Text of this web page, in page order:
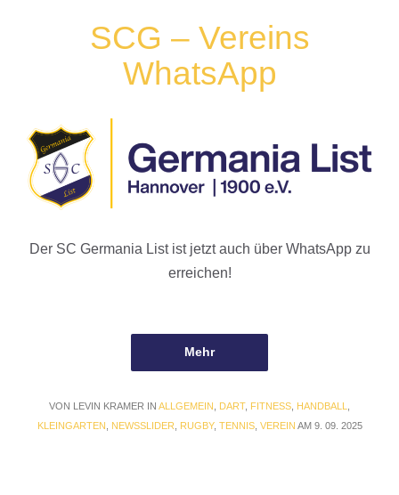
SCG – Vereins
WhatsApp
Der SC Germania List ist jetzt auch über WhatsApp zu
erreichen!
Mehr
VON LEVIN KRAMER IN ALLGEMEIN DART, FITNESS HANDBALL
KLEINGARTEN
NEWSSLIDER RUGBY, TENNIS, VEREIN AM 9. 09. 2025